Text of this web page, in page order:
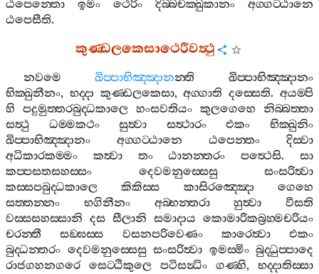
ඨපෙන‍්තො
ඉමං ථෙරිං දිබ‍්බචක‍්ඛුකානං
අග‍්ගට‍්ඨානෙ
ඨපෙසීති.
කුණ‍්ඩලකෙසාථෙරීවත්‍ථු
නවමෙ ඛිප‍්පාභිඤ‍්ඤානන‍්ති
ඛිප‍්පාභිඤ‍්ඤානං
භික‍්ඛුනීනං, භද‍්දා කුණ‍්ඩලකෙසා,අග‍්ගාති දස‍්සෙති.අයම‍්පි
හි
පදුමුත‍්තරබුද‍්ධකාලෙ හංසවතියං කුලගෙහෙ
නිබ‍්බත‍්තා
සත්‍ථු
ධම‍්මකථං සුත්‍වා සත්‍ථාරං එකං
භික‍්ඛුනිං
ඛිප‍්පාභිඤ‍්ඤානං
අග‍්ගට‍්ඨානෙ ඨපෙන‍්තං
දිස‍්වා
අධිකාරකම‍්මං
කත්‍වා තං ඨානන‍්තරං පත්‍ථෙසි.සා
කප‍්පසතසහස‍්සං
දෙවමනුස‍්සෙසු
සංසරිත්‍වා
කස‍්සපබුද‍්ධකාලෙ
කිකිස‍්ස කාසිරඤ‍්ඤො
ගෙහෙ
සත‍්තන‍්නං
භගිනීනං අබ‍්භන‍්තරා හුත්‍වා
වීසති
වස‍්සසහස‍්සානි දස සීලානි සමාදාය කොමාරිකබ්‍රහ‍්මචරියං
චරන‍්තී
සඞ‍්ඝස‍්ස වසනපරිවෙණං කාරෙත්‍වා
එකං
බුද‍්ධන‍්තරං දෙවමනුස‍්සෙසු සංසරිත්‍වා ඉමස‍්මිං බුද‍්ධුප‍්පාදෙ
රාජගහනගරෙ
සෙට‍්ඨිකුලෙ පටිසන්‍ධිං ගණ‍්හි, භද‍්දාතිස‍්සා